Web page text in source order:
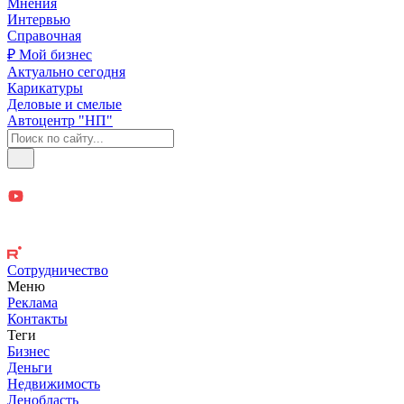
Мнения
Интервью
Справочная
₽ Мой бизнес
Актуально сегодня
Карикатуры
Деловые и смелые
Автоцентр "НП"
Сотрудничество
Меню
Реклама
Контакты
Теги
Бизнес
Деньги
Недвижимость
Ленобласть